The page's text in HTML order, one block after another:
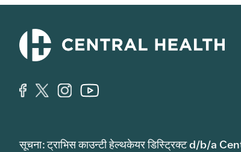
सूचना: ट्राभिस काउन्टी हेल्थकेयर डिस्ट्रिक्ट d/b/a